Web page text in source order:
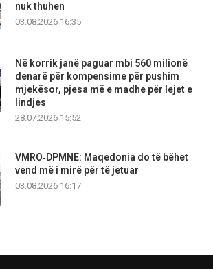
nuk thuhen
03.08.2026 16:35
Në korrik janë paguar mbi 560 milionë
denarë për kompensime për pushim
mjekësor, pjesa më e madhe për lejet e
lindjes
28.07.2026 15:52
VMRO‑DPMNE: Maqedonia do të bëhet
vend më i mirë për të jetuar
03.08.2026 16:17